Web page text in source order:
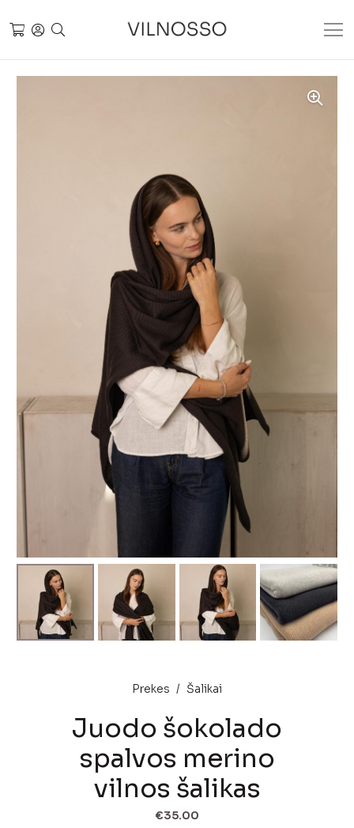
Prekes / Šalikai
Juodo šokolado
spalvos merino
vilnos šalikas
€35.00